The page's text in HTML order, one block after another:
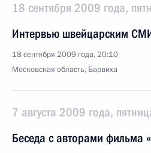
18 сентября 2009 года,
Интервью швейцарским
18 сентября 2009 года, 20:10
Московская область, Барвиха
7 августа 2009 года,
Беседа с авторами фильма